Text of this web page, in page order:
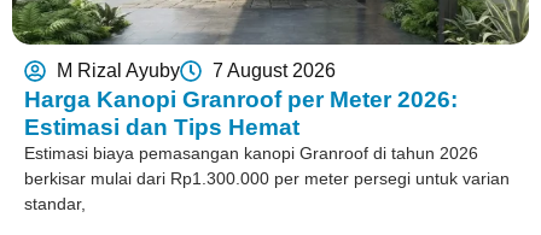
M Rizal Ayuby 7 August 2026
Harga Kanopi Granroof per Meter 2026:
Estimasi dan Tips Hemat
Estimasi biaya pemasangan kanopi Granroof di tahun 2026
berkisar mulai dari Rp1.300.000 per meter persegi untuk varian
standar,